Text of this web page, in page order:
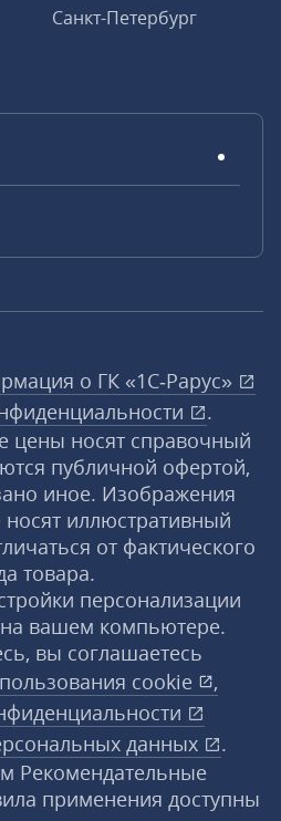
Санкт-Петербург
о ГК «1С‑Рарус»
.
цены носят справочный
публичной офертой,
иное. Изображения
носят иллюстративный
от фактического
товара.
персонализации
вашем компьютере.
вы соглашаетесь
cookie
,
данных
.
Рекомендательные
применения доступны